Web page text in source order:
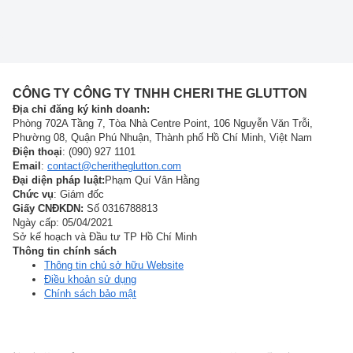
CÔNG TY CÔNG TY TNHH CHERI THE GLUTTON
Địa chỉ đăng ký kinh doanh:
Phòng 702A Tầng 7, Tòa Nhà Centre Point, 106 Nguyễn Văn Trỗi,
Phường 08, Quận Phú Nhuận, Thành phố Hồ Chí Minh, Việt Nam
Điện thoại: (090) 927 1101
Email : contact@cheritheglutton.com
Đại diện pháp luật: Phạm Quí Vân Hằng
Chức vụ: Giám đốc
Giấy CNĐKDN: Số 0316788813
Ngày cấp: 05/04/2021
Sở kế hoạch và Đầu tư TP Hồ Chí Minh
Thông tin chính sách
Thông tin chủ sở hữu Website
Điều khoản sử dụng
Chính sách bảo mật